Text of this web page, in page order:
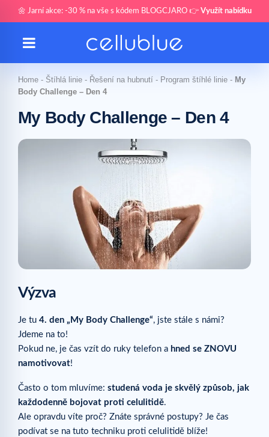
🌼 Jarní akce: -30 % na vše s kódem BLOGCJARO 👉 Využít nabídku
Home - Štíhlá linie - Řešení na hubnutí - Program štíhlé linie - My
Body Challenge – Den 4
My Body Challenge – Den 4
Výzva
Je tu 4. den „My Body Challenge“, jste stále s námi?
Jdeme na to!
Pokud ne, je čas vzít do ruky telefon a hned se ZNOVU
namotivovat!
Často o tom mluvíme: studená voda je skvělý způsob, jak
každodenně bojovat proti celulitidě.
Ale opravdu víte proč? Znáte správné postupy? Je čas
podívat se na tuto techniku proti celulitidě blíže!